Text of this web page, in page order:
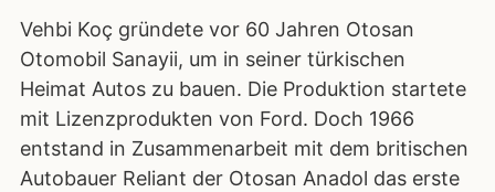
Vehbi Koç gründete vor 60 Jahren Otosan
Otomobil Sanayii, um in seiner türkischen
Heimat Autos zu bauen. Die Produktion startete
mit Lizenzprodukten von Ford. Doch 1966
entstand in Zusammenarbeit mit dem britischen
Autobauer Reliant der Otosan Anadol das erste